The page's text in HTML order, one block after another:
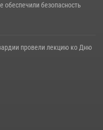
безопасность
провели лекцию ко Дню